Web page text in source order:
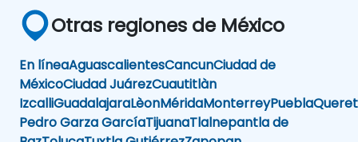
Otras regiones de México
En líneaAguascalientesCancunCiudad de
MéxicoCiudad JuárezCuautitlàn
IzcalliGuadalajaraLèonMéridaMonterreyPuebla
Pedro Garza GarcíaTijuanaTlalnepantla de